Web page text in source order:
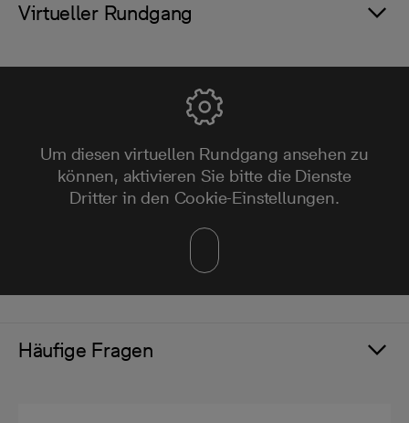
Virtueller Rundgang
Um diesen virtuellen Rundgang ansehen zu
können, aktivieren Sie bitte die Dienste
Dritter in den Cookie-Einstellungen.
Häufige Fragen